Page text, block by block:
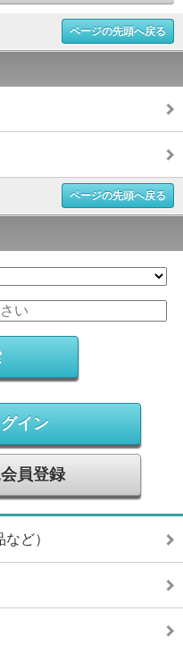
ページの先頭へ戻る
ページの先頭へ戻る
イン
員登録
ど）